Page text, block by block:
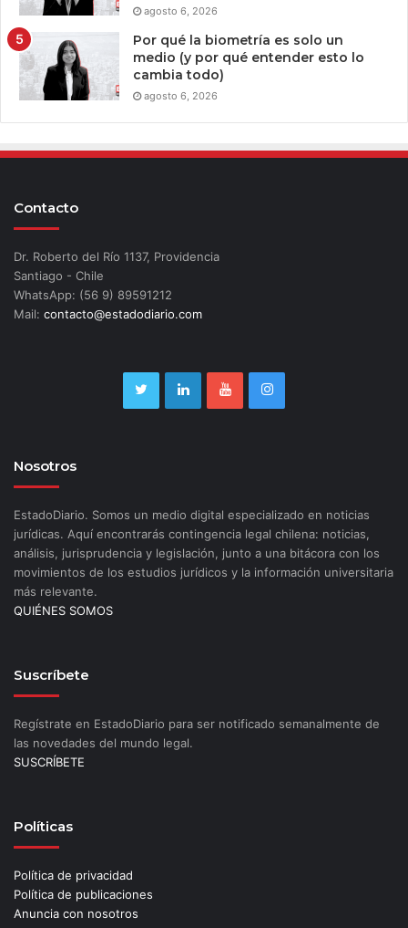
agosto 6, 2026
Por qué la biometría es solo un
medio (y por qué entender esto lo
cambia todo)
agosto 6, 2026
Contacto
Dr. Roberto del Río 1137, Providencia
Santiago - Chile
WhatsApp: (56 9) 89591212
Mail: contacto@estadodiario.com
Nosotros
EstadoDiario. Somos un medio digital especializado en noticias
jurídicas. Aquí encontrarás contingencia legal chilena: noticias,
análisis, jurisprudencia y legislación, junto a una bitácora con los
movimientos de los estudios jurídicos y la información universitaria
más relevante.
QUIÉNES SOMOS
Suscríbete
Regístrate en EstadoDiario para ser notificado semanalmente de
las novedades del mundo legal.
SUSCRÍBETE
Políticas
Política de privacidad
Política de publicaciones
Anuncia con nosotros